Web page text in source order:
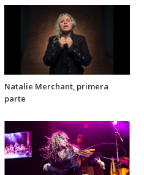
Natalie Merchant, primera
parte